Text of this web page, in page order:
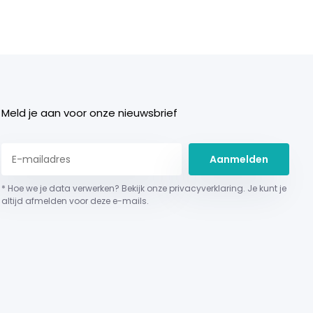
Meld je aan voor onze nieuwsbrief
Aanmelden
* Hoe we je data verwerken? Bekijk onze privacyverklaring. Je kunt je
altijd afmelden voor deze e-mails.